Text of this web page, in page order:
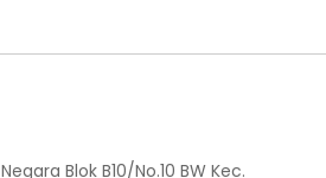
Blok B10/No.10 BW Kec.